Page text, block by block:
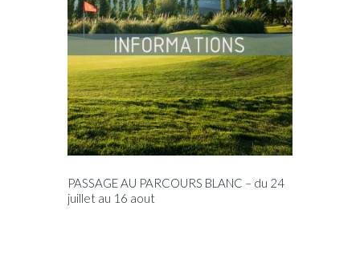
PASSAGE AU PARCOURS BLANC – du 24
juillet au 16 aout